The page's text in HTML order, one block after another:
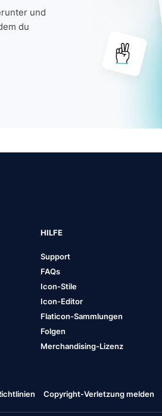
und
du
HILFE
Support
FAQs
Icon-Stile
Icon-Editor
Flaticon-Sammlungen
Folgen
Merchandising-Lizenz
Copyright-Verletzung melden